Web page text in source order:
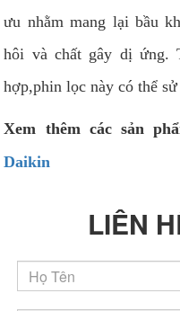
ưu nhằm mang lại bầu
hôi và chất gây dị ứng.
hợp,phin lọc này có thể
Xem thêm các sản
Daikin
LIÊN